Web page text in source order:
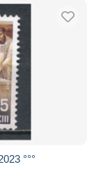
°°°